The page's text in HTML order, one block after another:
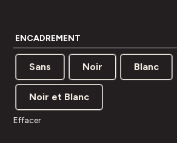
ENCADREMENT
Sans Noir Blanc
Noir et Blanc
Effacer